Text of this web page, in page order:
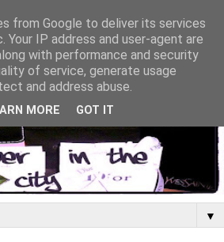
▼
from Google to deliver its services
Your IP address and user-agent are
with performance and security
of service, generate usage
and address abuse.
MORE GOT IT